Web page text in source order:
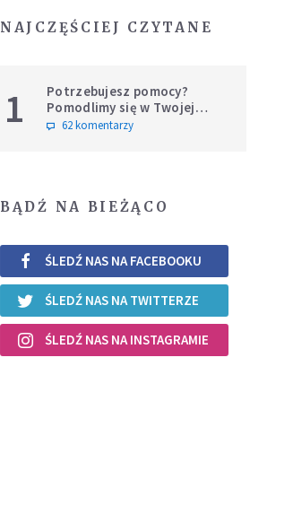
NAJCZĘŚCIEJ CZYTANE
1
Potrzebujesz pomocy?
Pomodlimy się w Twojej
intencji
62 komentarzy
BĄDŹ NA BIEŻĄCO
ŚLEDŹ NAS NA FACEBOOKU
ŚLEDŹ NAS NA TWITTERZE
ŚLEDŹ NAS NA INSTAGRAMIE